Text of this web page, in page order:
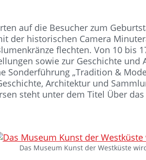
auf die Besucher zum
der historischen Camera
flechten. Von 10 bis
sowie zur Geschichte
Sonderführung „Tradition &
Architektur und
steht unter dem Titel Über
Das Museum Kunst der Westküste